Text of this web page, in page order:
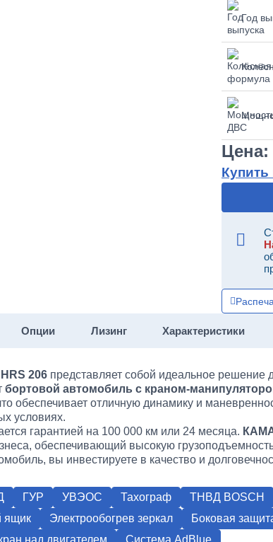
Год
Цена:
Купить
Опции Лизинг Характеристики
206 представляет собой идеальное решение
бортовой автомобиль с краном-
обеспечивает отличную динамику и
условиях.
гарантией на 100 000 км или 24 месяца.
обеспечивающий высокую
вы инвестируете в качество и
ГУР УВЭОС Тахограф ТНВД BOSCH
ящик Электрообогрев зеркал Боковая